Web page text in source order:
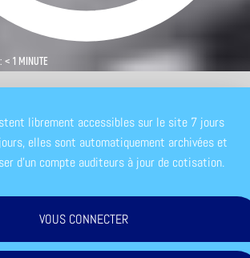
< 1 MINUTE
librement accessibles sur le site 7 jours
elles sont automatiquement archivées et
d'un compte auditeurs à jour de cotisation.
VOUS CONNECTER